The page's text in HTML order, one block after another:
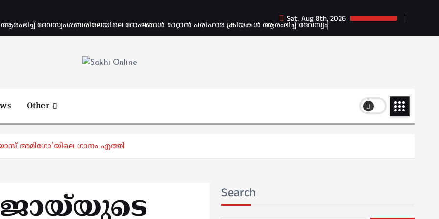
ദേവസ്വംശബരിമലയിലെ ദോഷങ്ങൾ മാറ്റാൻ പരിഹാര ക്രിയകൾ ആരംഭിച്ച് ദേവസ്വം
Sat. Aug 8th, 2026
Other
അമിഗോ’യിലെ ഗാനം എത്തി
Search